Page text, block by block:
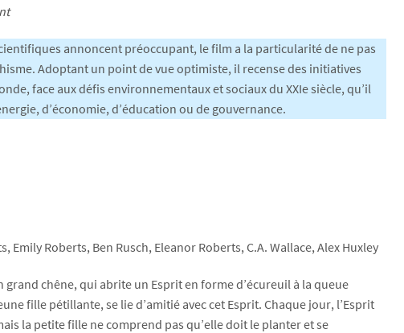
annoncent préoccupant, le film a la particularité de ne pas
Adoptant un point de vue optimiste, il recense des initiatives
face aux défis environnementaux et sociaux du XXIe siècle, qu’il
d’économie, d’éducation ou de gouvernance.
Emily Roberts, Ben Rusch, Eleanor Roberts, C.A. Wallace, Alex Huxley
grand chêne, qui abrite un Esprit en forme d’écureuil à la queue
fille pétillante, se lie d’amitié avec cet Esprit. Chaque jour, l’Esprit
la petite fille ne comprend pas qu’elle doit le planter et se